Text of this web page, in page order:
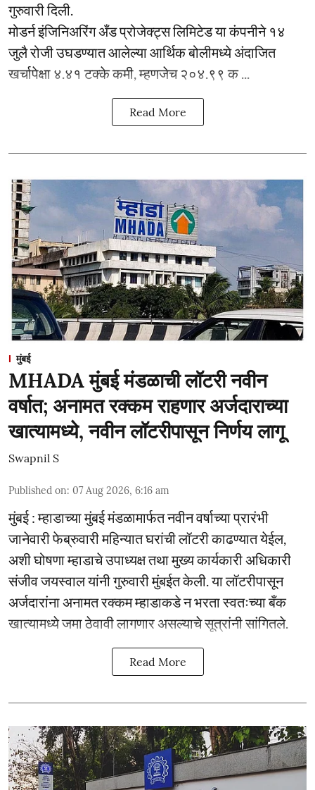
गुरुवारी दिली.
मोडर्न इंजिनिअरिंग अँड प्रोजेक्ट्स लिमिटेड या कंपनीने १४
जुलै रोजी उघडण्यात आलेल्या आर्थिक बोलीमध्ये अंदाजित
खर्चापेक्षा ४.४१ टक्के कमी, म्हणजेच २०४.९९ क ...
Read More
मुंबई
MHADA मुंबई मंडळाची लॉटरी नवीन
वर्षात; अनामत रक्कम राहणार अर्जदाराच्या
खात्यामध्ये, नवीन लॉटरीपासून निर्णय लागू
Swapnil S
Published on: 07 Aug 2026, 6:16 am
मुंबई : म्हाडाच्या मुंबई मंडळामार्फत नवीन वर्षाच्या प्रारंभी
जानेवारी फेब्रुवारी महिन्यात घरांची लॉटरी काढण्यात येईल,
अशी घोषणा म्हाडाचे उपाध्यक्ष तथा मुख्य कार्यकारी अधिकारी
संजीव जयस्वाल यांनी गुरुवारी मुंबईत केली. या लॉटरीपासून
अर्जदारांना अनामत रक्कम म्हाडाकडे न भरता स्वतःच्या बँक
खात्यामध्ये जमा ठेवावी लागणार असल्याचे सूत्रांनी सांगितले.
Read More